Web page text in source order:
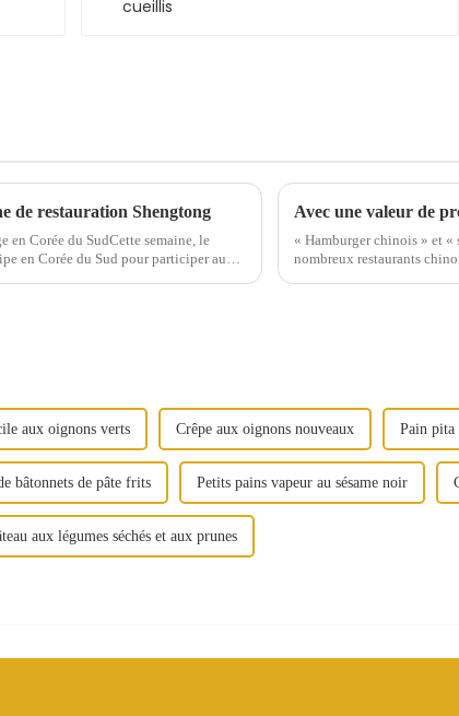
de restauration Shengtong
en Corée du SudCette semaine, le
en Corée du Sud pour participer au
« Hamburger chinois » et «
nombreux restaurants
aux oignons verts Crêpe aux oignons nouveaux Pain pita
bâtonnets de pâte frits Petits pains vapeur au sésame noir
aux légumes séchés et aux prunes